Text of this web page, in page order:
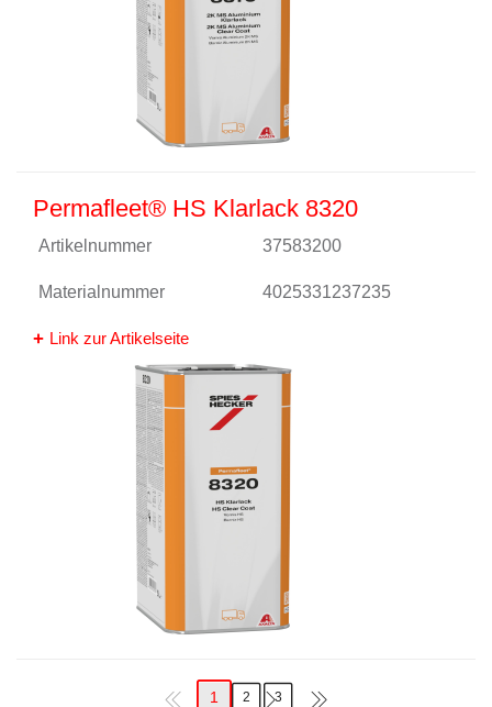
Permafleet® HS Klarlack 8320
Artikelnummer 37583200
Materialnummer 4025331237235
Link zur Artikelseite
1 2 3